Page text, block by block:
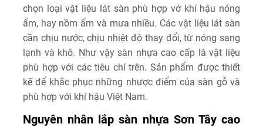
chọn loại vật liệu lát sàn phù hợp vớ khí hậu nóng
ẩm, hay nồm ẩm và mưa nhiều. Các vật liệu lát sàn
cần chịu nước, chịu nhiệt độ thay đổi, từ nóng sang
lạnh và khô. Như vậy sàn nhựa cao cấp là vật liệu
phù hợp với các tiêu chí trên. Sản phẩm được thiết
kế để khắc phục những nhược điểm của sàn gỗ và
phù hợp với khí hậu Việt Nam.
Nguyên nhân lắp sàn nhựa Sơn Tây cao